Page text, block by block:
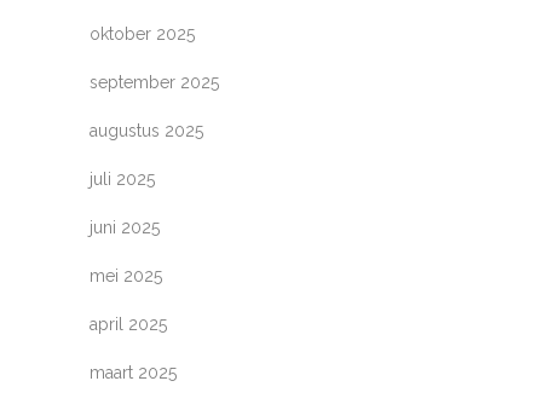
oktober 2025
september 2025
augustus 2025
juli 2025
juni 2025
mei 2025
april 2025
maart 2025